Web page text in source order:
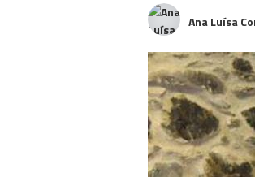
Ana Luísa